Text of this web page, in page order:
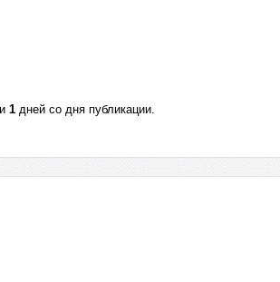
1дней со дня публикации.